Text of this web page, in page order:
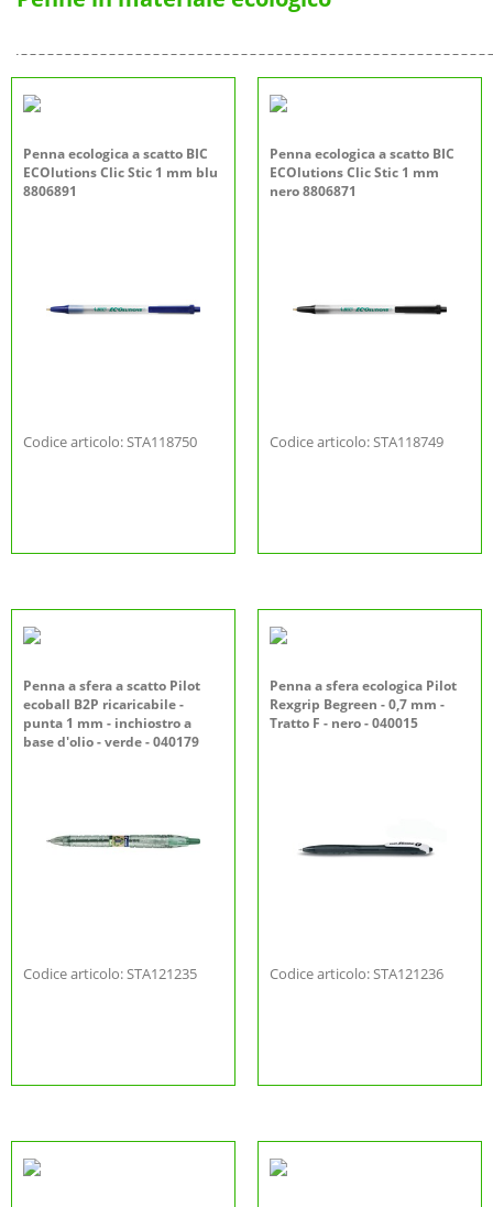
Penna ecologica a scatto BIC
ECOlutions Clic Stic 1 mm blu
8806891
Codice articolo: STA118750
Penna ecologica a scatto BIC
ECOlutions Clic Stic 1 mm
nero 8806871
Codice articolo: STA118749
Penna a sfera a scatto Pilot
ecoball B2P ricaricabile -
punta 1 mm - inchiostro a
base d'olio - verde - 040179
Codice articolo: STA121235
Penna a sfera ecologica Pilot
Rexgrip Begreen - 0,7 mm -
Tratto F - nero - 040015
Codice articolo: STA121236